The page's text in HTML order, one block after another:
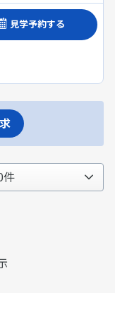
見学予約する